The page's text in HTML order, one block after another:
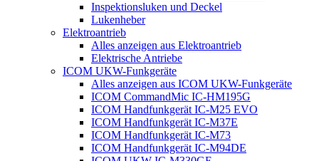
Inspektionsluken und Deckel
Lukenheber
Elektroantrieb
Alles anzeigen aus Elektroantrieb
Elektrische Antriebe
ICOM UKW-Funkgeräte
Alles anzeigen aus ICOM UKW-Funkgeräte
ICOM CommandMic IC-HM195G
ICOM Handfunkgerät IC-M25 EVO
ICOM Handfunkgerät IC-M37E
ICOM Handfunkgerät IC-M73
ICOM Handfunkgerät IC-M94DE